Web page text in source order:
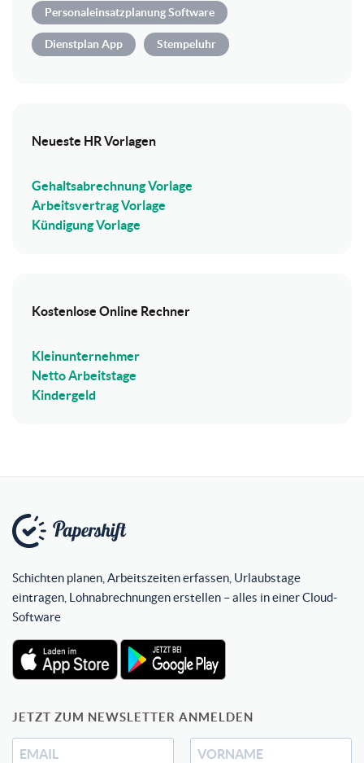
Personaleinsatzplanung Software
Dienstplan App Stempeluhr
Neueste HR Vorlagen
Gehaltsabrechnung Vorlage
Arbeitsvertrag Vorlage
Kündigung Vorlage
Kostenlose Online Rechner
Kleinunternehmer
Netto Arbeitstage
Kindergeld
Schichten planen, Arbeitszeiten erfassen, Urlaubstage
eintragen, Lohnabrechnungen erstellen – alles in einer Cloud-
Software
JETZT ZUM NEWSLETTER ANMELDEN